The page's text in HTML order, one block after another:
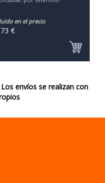
en el precio
€
envíos se realizan con